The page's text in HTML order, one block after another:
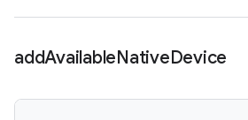
addAvailableNativeDevice